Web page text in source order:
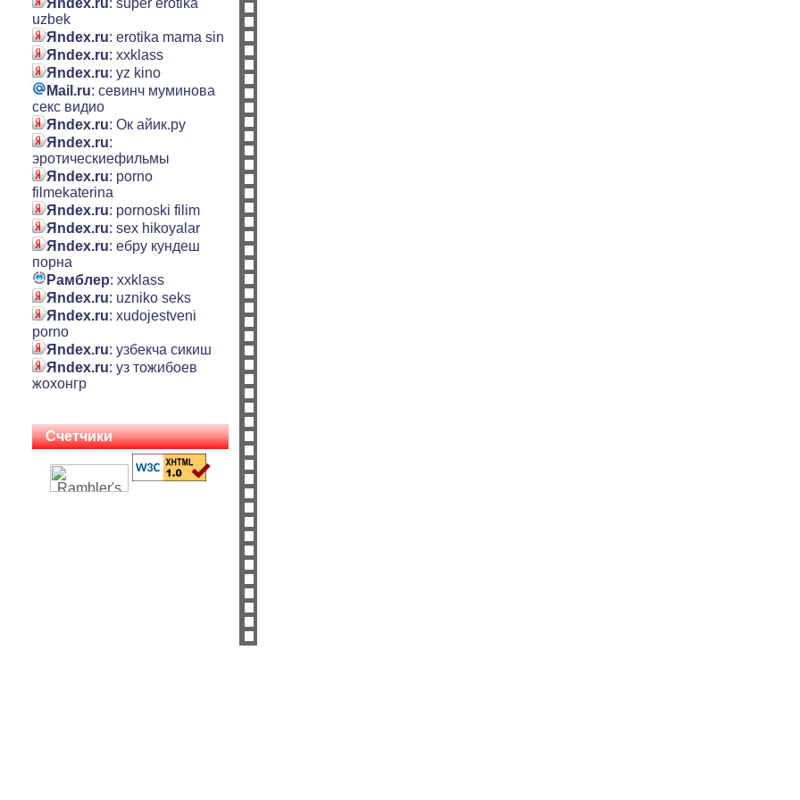
uzbek
Яndex.ru: erotika mama sin
Яndex.ru: xxklass
Яndex.ru: yz kino
Mail.ru: севинч муминова
секс видио
Яndex.ru: Ок айик.ру
Яndex.ru:
эротическиефильмы
Яndex.ru: porno
filmekaterina
Яndex.ru: pornoski filim
Яndex.ru: sex hikoyalar
Яndex.ru: ебру кундеш
порна
Рамблер: xxklass
Яndex.ru: uzniko seks
Яndex.ru: xudojestveni
porno
Яndex.ru: узбекча сикиш
Яndex.ru: уз тожибоев
жохонгр
Счетчики